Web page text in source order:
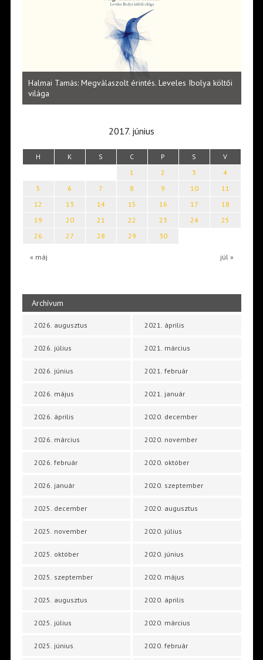
Halmai Tamás: Megválaszolt érintés. Leveles Ibolya költői
világa
2017. június
H K S C P S V
« máj júl »
1 2 3
4
5
6 7 8 9 10
11
12
13 14 15 16 17
18
19
20 21 22 23 24
25
26
27 28 29 30
Archívum
2026. augusztus
2026. július
2026. június
2026. május
2026. április
2026. március
2026. február
2026. január
2025. december
2025. november
2025. október
2025. szeptember
2025. augusztus
2025. július
2025. június
2021. április
2021. március
2021. február
2021. január
2020. december
2020. november
2020. október
2020. szeptember
2020. augusztus
2020. július
2020. június
2020. május
2020. április
2020. március
2020. február